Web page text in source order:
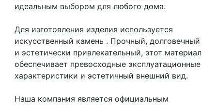
идеальным выбором для любого дома.
Для изготовления изделия используется
искусственный камень . Прочный, долговечный
и эстетически привлекательный, этот материал
обеспечивает превосходные эксплуатационные
характеристики и эстетичный внешний вид.
Наша компания является официальным